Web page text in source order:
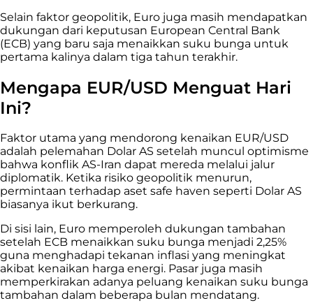
Selain faktor geopolitik, Euro juga masih mendapatkan
dukungan dari keputusan European Central Bank
(ECB) yang baru saja menaikkan suku bunga untuk
pertama kalinya dalam tiga tahun terakhir.
Mengapa EUR/USD Menguat Hari
Ini?
Faktor utama yang mendorong kenaikan EUR/USD
adalah pelemahan Dolar AS setelah muncul optimisme
bahwa konflik AS-Iran dapat mereda melalui jalur
diplomatik. Ketika risiko geopolitik menurun,
permintaan terhadap aset safe haven seperti Dolar AS
biasanya ikut berkurang.
Di sisi lain, Euro memperoleh dukungan tambahan
setelah ECB menaikkan suku bunga menjadi 2,25%
guna menghadapi tekanan inflasi yang meningkat
akibat kenaikan harga energi. Pasar juga masih
memperkirakan adanya peluang kenaikan suku bunga
tambahan dalam beberapa bulan mendatang.